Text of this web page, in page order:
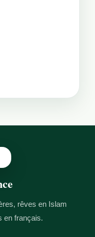
rêves en Islam
en français.